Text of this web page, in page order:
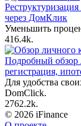
через ДомКлик
Уменьшить
416.4k.
Подробный обзор
регистрация,
Для удобства
DomClick.
2762.2k.
© 2026 iFinance